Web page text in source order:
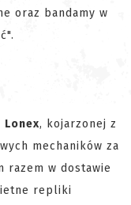
oraz bandamy w
Lonex, kojarzonej z
mechaników za
razem w dostawie
repliki